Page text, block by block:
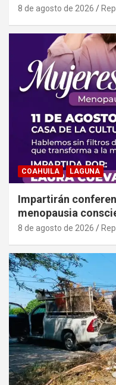
8 de agosto de 2026
COAHUILA LAGUNA
Impartirán
menopausia
8 de agosto de 2026